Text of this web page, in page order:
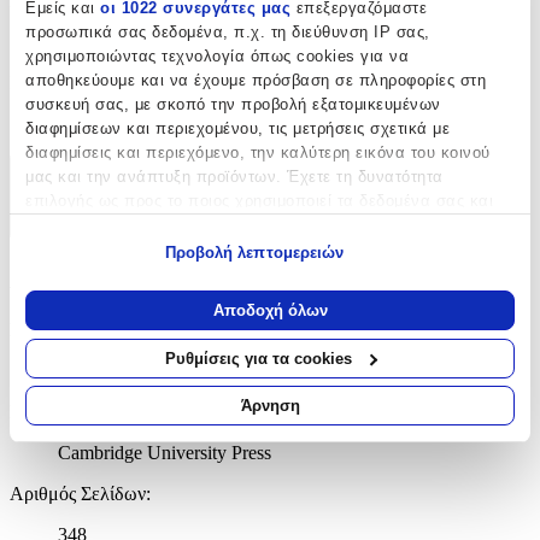
Εμείς και οι 1022 συνεργάτες μας επεξεργαζόμαστε
προσωπικά σας δεδομένα, π.χ. τη διεύθυνση IP σας,
χρησιμοποιώντας τεχνολογία όπως cookies για να
αποθηκεύουμε και να έχουμε πρόσβαση σε πληροφορίες στη
συσκευή σας, με σκοπό την προβολή εξατομικευμένων
διαφημίσεων και περιεχομένου, τις μετρήσεις σχετικά με
διαφημίσεις και περιεχόμενο, την καλύτερη εικόνα του κοινού
μας και την ανάπτυξη προϊόντων. Έχετε τη δυνατότητα
Να συλλέξουμε πληροφορίες σχετικά με τη γεωγραφική
σας τοποθεσία, οι οποίες μπορεί να είναι ακριβείς σε
απόσταση μερικών μέτρων
Να αναγνωρίσουμε τη συσκευή σας σαρώνοντας ενεργά
για συγκεκριμένα χαρακτηριστικά (δακτυλικό αποτύπωμα)
Μάθετε περισσότερα σχετικά με τον τρόπο επεξεργασίας των
προσωπικών σας δεδομένων και καθορίστε τις προτιμήσεις σας
ανακαλέσετε τη συγκατάθεσή σας ανά πάσα στιγμή από τη
Προβολή λεπτομερειών
Αποδοχή όλων
Ρυθμίσεις για τα cookies
Άρνηση
Αγγλικά
ISBN:
9781107636750
Χαρακτηριστικά
Συγγραφέας:
Apollonius of Rhodes
Cambridge University Press
Αριθμός Σελίδων:
348